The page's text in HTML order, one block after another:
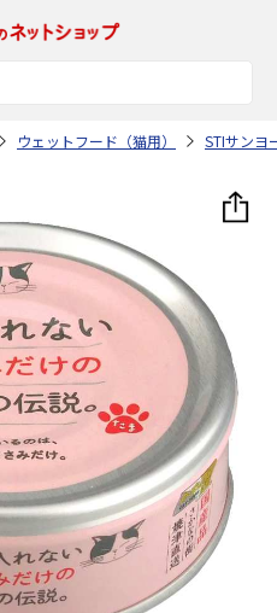
ウェットフード（猫用） STIサンヨ